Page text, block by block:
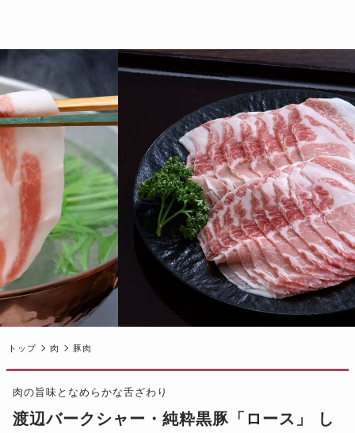
トップ 肉 豚肉
肉の旨味となめらかな舌ざわり
渡辺バークシャー・純粋黒豚「ロース」 し